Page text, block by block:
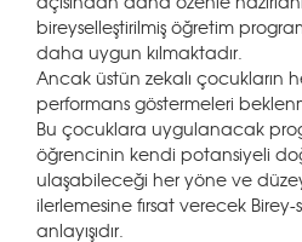
bireyselleştirilmiş öğretim
daha uygun kılmaktadır.
Ancak üstün zekalı çocukların
performans göstermeleri
Bu çocuklara uygulanacak
öğrencinin kendi potansiyeli
ulaşabileceği her yöne ve
ilerlemesine fırsat verecek
anlayışıdır.